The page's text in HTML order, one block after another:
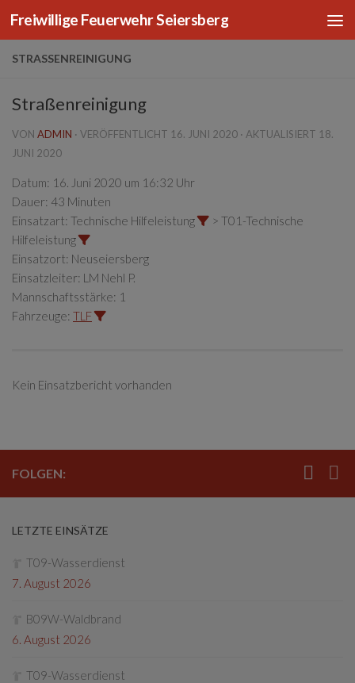
Zum Inhalt springen
Freiwillige Feuerwehr Seiersberg
STRASSENREINIGUNG
Straßenreinigung
VON ADMIN · VERÖFFENTLICHT 16. JUNI 2020 · AKTUALISIERT 18.
JUNI 2020
Datum: 16. Juni 2020 um 16:32 Uhr
Dauer: 43 Minuten
Einsatzart: Technische Hilfeleistung
> T01-Technische
Hilfeleistung
Einsatzort: Neuseiersberg
Einsatzleiter: LM Nehl P.
Mannschaftsstärke: 1
Fahrzeuge: TLF
Kein Einsatzbericht vorhanden
FOLGEN:
LETZTE EINSÄTZE
T09-Wasserdienst
7. August 2026
B09W-Waldbrand
6. August 2026
T09-Wasserdienst